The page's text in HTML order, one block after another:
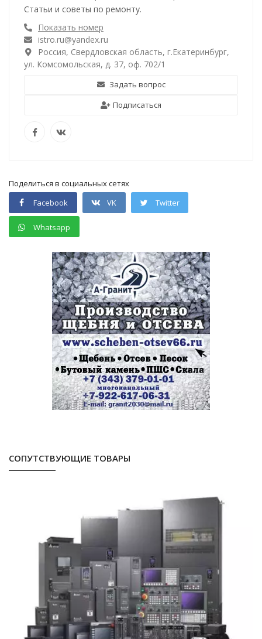
Статьи и советы по ремонту.
Показать номер
istro.ru@yandex.ru
Россия, Свердловская область, г.Екатеринбург,
ул. Комсомольская, д. 37, оф. 702/1
Задать вопрос
Подписаться
Поделиться в социальных сетях
Facebook
VK Twitter
Whatsapp
СОПУТСТВУЮЩИЕ ТОВАРЫ